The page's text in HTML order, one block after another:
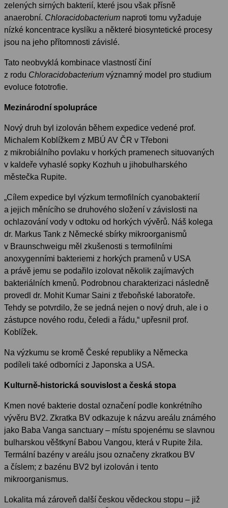
zelených sirných bakterií, které jsou však přísně
anaerobní. Chloracidobacterium naproti tomu vyžaduje
nízké koncentrace kyslíku a některé biosyntetické procesy
jsou na jeho přítomnosti závislé.
Tato neobvyklá kombinace vlastností činí
z rodu Chloracidobacterium významný model pro studium
evoluce fototrofie.
Mezinárodní spolupráce
Nový druh byl izolován během expedice vedené prof.
Michalem Koblížkem z MBÚ AV ČR v Třeboni
z mikrobiálního povlaku v horkých pramenech situovaných
v kaldeře vyhaslé sopky Kozhuh u jihobulharského
městečka Rupite.
„Cílem expedice byl výzkum termofilních cyanobakterií
a jejich měnícího se druhového složení v závislosti na
ochlazování vody v odtoku od horkých vývěrů. Náš kolega
dr. Markus Tank z Německé sbírky mikroorganismů
v Braunschweigu měl zkušenosti s termofilními
anoxygenními bakteriemi z horkých pramenů v USA
a právě jemu se podařilo izolovat několik zajímavých
bakteriálních kmenů. Podrobnou charakterizaci následně
provedl dr. Mohit Kumar Saini z třeboňské laboratoře.
Tehdy se potvrdilo, že se jedná nejen o nový druh, ale i o
zástupce nového rodu, čeledi a řádu,“ upřesnil prof.
Koblížek.
Na výzkumu se kromě České republiky a Německa
podíleli také odborníci z Japonska a USA.
Kulturně-historická souvislost a česká stopa
Kmen nové bakterie dostal označení podle konkrétního
vývěru BV2. Zkratka BV odkazuje k názvu areálu známého
jako Baba Vanga sanctuary – místu spojenému se slavnou
bulharskou věštkyní Babou Vangou, která v Rupite žila.
Termální bazény v areálu jsou označeny zkratkou BV
a číslem; z bazénu BV2 byl izolován i tento
mikroorganismus.
Lokalita má zároveň další českou vědeckou stopu – již